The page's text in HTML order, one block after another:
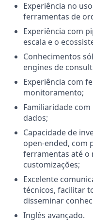
Experiência no
ferramentas de
Experiência com
escala e o
Conhecimentos
engines de
Experiência com
monitoramento;
Familiaridade
dados;
Capacidade de
open-ended, com
ferramentas até o
customizações;
Excelente
técnicos, facilitar
disseminar
Inglês avançado.